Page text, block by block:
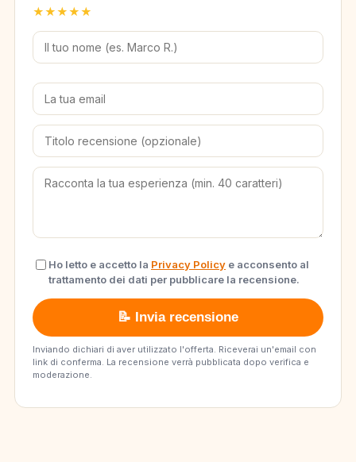
★
★
★
★
★
Ho letto e accetto la Privacy Policy e acconsento al
trattamento dei dati per pubblicare la recensione.
📝 Invia recensione
Inviando dichiari di aver utilizzato l'offerta. Riceverai un'email con
link di conferma. La recensione verrà pubblicata dopo verifica e
moderazione.